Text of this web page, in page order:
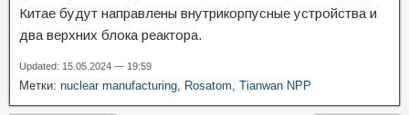
Китае будут направлены внутрикорпусные устройства и
два верхних блока реактора.
Updated: 15.05.2024 — 19:59
Метки: nuclear manufacturing, Rosatom, Tianwan NPP